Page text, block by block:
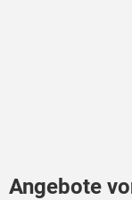
Angebote